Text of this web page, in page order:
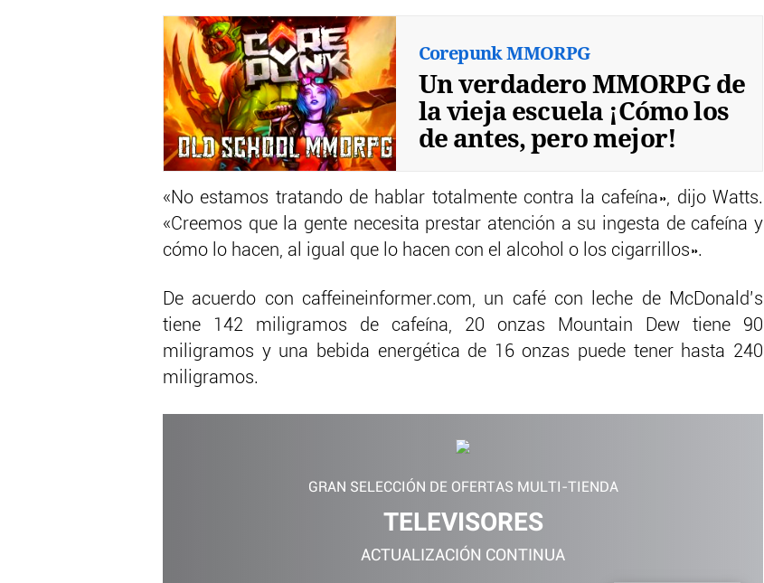
Corepunk MMORPG
Un verdadero MMORPG de
la vieja escuela ¡Cómo los
de antes, pero mejor!
«No estamos tratando de hablar totalmente contra la cafeína», dijo Watts.
«Creemos que la gente necesita prestar atención a su ingesta de cafeína y
cómo lo hacen, al igual que lo hacen con el alcohol o los cigarrillos».
De acuerdo con caffeineinformer.com, un café con leche de McDonald’s
tiene 142 miligramos de cafeína, 20 onzas Mountain Dew tiene 90
miligramos y una bebida energética de 16 onzas puede tener hasta 240
miligramos.
GRAN SELECCIÓN DE OFERTAS MULTI-TIENDA
TELEVISORES
ACTUALIZACIÓN CONTINUA